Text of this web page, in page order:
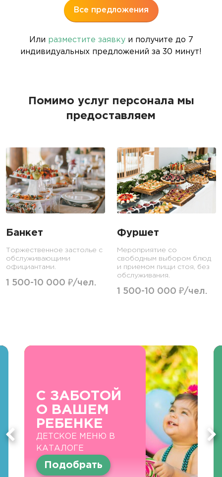
Все предложения
Или разместите заявкуи получите до 7
индивидуальных предложений за 30 минут!
Помимо услуг персонала мы
предоставляем
Банкет
Торжественное застолье с
обслуживающими
официантами.
1 500-10 000 ₽/чел.
Фуршет
Мероприятие со
свободным выбором блюд
и приемом пищи стоя, без
обслуживания.
1 500-10 000 ₽/чел.
С ЗАБОТОЙ
О ВАШЕМ
РЕБЕНКЕ
ДЕТСКОЕ МЕНЮ В
КАТАЛОГЕ
Подобрать